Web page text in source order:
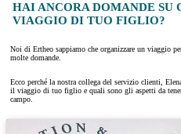
HAI ANCORA DOMANDE SU
VIAGGIO DI TUO FIGLIO?
Noi di Ertheo sappiamo che organizzare un viaggio
molte domande.
Ecco perché la nostra collega del servizio clienti,
il viaggio di tuo figlio e quali sono gli aspetti da
campo.